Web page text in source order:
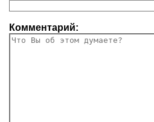
Комментарий: